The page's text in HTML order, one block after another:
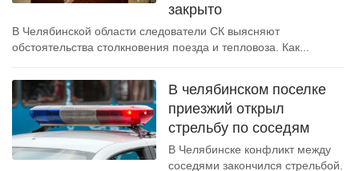
закрыто
В Челябинской области следователи СК выясняют
обстоятельства столкновения поезда и тепловоза. Как...
В челябинском поселке
приезжий открыл
стрельбу по соседям
В Челябинске конфликт между
соседями закончился стрельбой.